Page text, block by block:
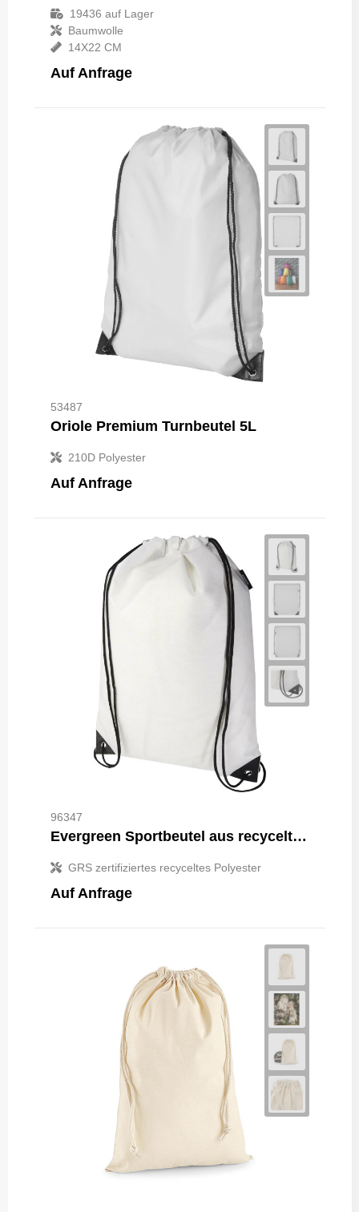
19436 auf Lager
Baumwolle
14X22 CM
Auf Anfrage
53487
Oriole Premium Turnbeutel 5L
210D Polyester
Auf Anfrage
96347
Evergreen Sportbeutel aus recyceltem GRS Non Woven 5 L
GRS zertifiziertes recyceltes Polyester
Auf Anfrage